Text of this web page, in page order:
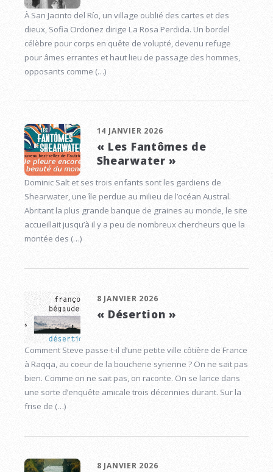
À San Jacinto del Río, un village oublié des cartes et des
dieux, Sofia Ordoñez dirige La Rosa Perdida. Un bordel
célèbre pour corps en quête de volupté, devenu refuge
pour âmes errantes et haut lieu de passage des hommes,
opposants comme (…)
14 JANVIER 2026
« Les Fantômes de
Shearwater »
Dominic Salt et ses trois enfants sont les gardiens de
Shearwater, une île perdue au milieu de l’océan Austral.
Abritant la plus grande banque de graines au monde, le site
accueillait jusqu’à il y a peu de nombreux chercheurs que la
montée des (…)
8 JANVIER 2026
« Désertion »
Comment Steve passe-t-il d’une petite ville côtière de France
à Raqqa, au coeur de la boucherie syrienne ? On ne sait pas
bien. Comme on ne sait pas, on raconte. On se lance dans
une sorte d’enquête amicale trois décennies durant. Sur la
frise de (…)
8 JANVIER 2026